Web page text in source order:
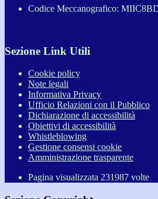
Codice Meccanografico:
Sezione Link Utili
Cookie policy
Note legali
Informativa Privacy
Ufficio Relazioni con il Pubblico
Dichiarazione di accessibilità
Obiettivi di accessibilità
Whistleblowing
Gestione consensi cookie
Amministrazione trasparente
Pagina visualizzata 231987 volte